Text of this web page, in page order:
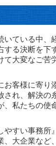
いている中、
する決断を下
て大変なご苦
客様に寄り
され、解決の
、私たちの使
やすい事務所
、大企業など